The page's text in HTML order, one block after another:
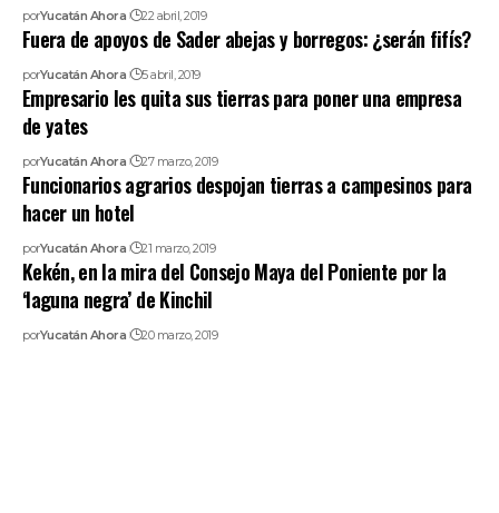
porYucatán Ahora 22 abril, 2019
Fuera de apoyos de Sader abejas y borregos: ¿serán fifís?
porYucatán Ahora 5 abril, 2019
Empresario les quita sus tierras para poner una empresa
de yates
porYucatán Ahora 27 marzo, 2019
Funcionarios agrarios despojan tierras a campesinos para
hacer un hotel
porYucatán Ahora 21 marzo, 2019
Kekén, en la mira del Consejo Maya del Poniente por la
‘laguna negra’ de Kinchil
porYucatán Ahora 20 marzo, 2019